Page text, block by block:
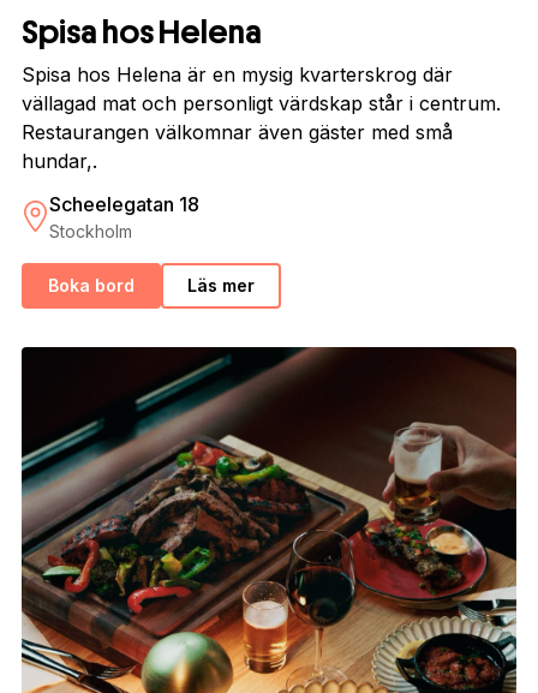
Spisa hos Helena
Spisa hos Helena är en mysig kvarterskrog där
vällagad mat och personligt värdskap står i centrum.
Restaurangen välkomnar även gäster med små
hundar,.
Scheelegatan 18
Stockholm
Boka bord Läs mer